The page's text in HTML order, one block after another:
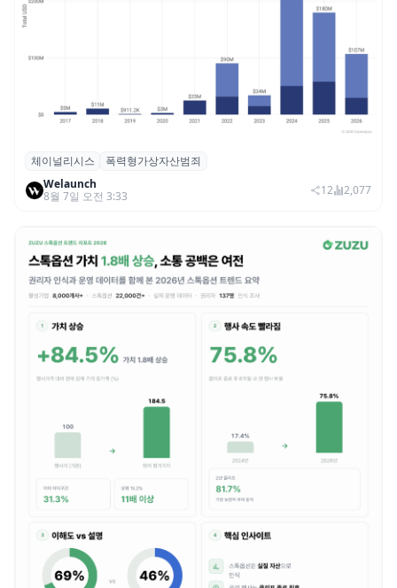
체이널리시스 “가상자산 보유자 대상 폭력
범죄 증가…상반기 탈취액 3000만 달러 돌파
체이널리시스
폭력형가상자산범죄
Welaunch
8월 7일 오전 3:33
12 2,077